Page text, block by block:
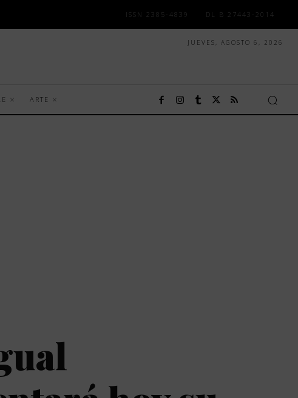
ISSN 2385-4839 DL B 27443-2014
JUEVES, AGOSTO 6, 2026
ARTE